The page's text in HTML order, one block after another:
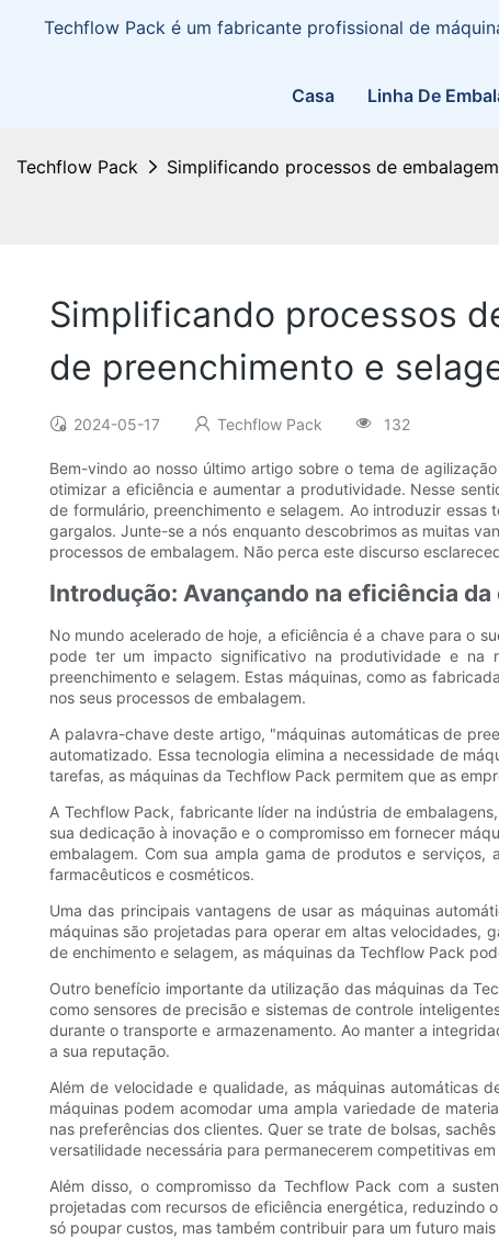
Techflow Pack é um fabricante profissional de
Casa Linha De
Techflow Pack Simplificando processos de
Simplificando processos
de preenchimento e
2024-05-17 Techflow Pack 132
Bem-vindo ao nosso último artigo sobre o tema de
otimizar a eficiência e aumentar a produtividade. Nesse
de formulário, preenchimento e selagem. Ao introduzir
gargalos. Junte-se a nós enquanto descobrimos as muitas
processos de embalagem. Não perca este discurso
Introdução: Avançando na eficiência
No mundo acelerado de hoje, a eficiência é a chave para o
pode ter um impacto significativo na produtividade e na
preenchimento e selagem. Estas máquinas, como as
nos seus processos de embalagem.
A palavra-chave deste artigo, "máquinas automáticas de
automatizado. Essa tecnologia elimina a necessidade de
tarefas, as máquinas da Techflow Pack permitem que as
A Techflow Pack, fabricante líder na indústria de
sua dedicação à inovação e o compromisso em fornecer
embalagem. Com sua ampla gama de produtos e
farmacêuticos e cosméticos.
Uma das principais vantagens de usar as máquinas
máquinas são projetadas para operar em altas velocidades,
de enchimento e selagem, as máquinas da Techflow Pack
Outro benefício importante da utilização das máquinas da
como sensores de precisão e sistemas de controle
durante o transporte e armazenamento. Ao manter a
a sua reputação.
Além de velocidade e qualidade, as máquinas automáticas
máquinas podem acomodar uma ampla variedade de
nas preferências dos clientes. Quer se trate de bolsas,
versatilidade necessária para permanecerem competitivas
Além disso, o compromisso da Techflow Pack com a
projetadas com recursos de eficiência energética, reduzindo
só poupar custos, mas também contribuir para um futuro